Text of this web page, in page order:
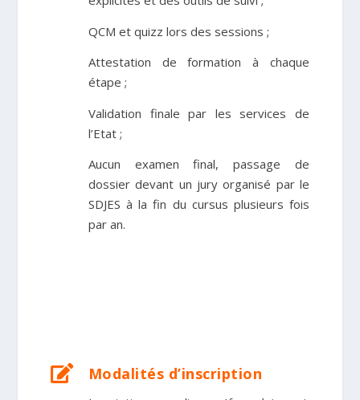
QCM et quizz lors des sessions ;
Attestation de formation à chaque
étape ;
Validation finale par les services de
l’Etat;
Aucun examen final, passage de
dossier devant un jury organisé par le
SDJES à la fin du cursus plusieurs fois
par an.
 Modalités d’inscription